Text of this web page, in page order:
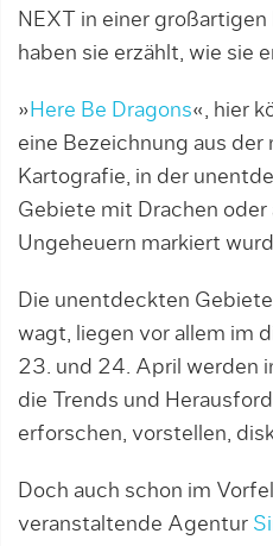
NEXT in einer großartigen
haben sie erzählt, wie sie
» Here Be Dragons«, hier
eine Bezeichnung aus
Kartografie, in der
Gebiete mit Drachen
Ungeheuern markiert
Die unentdeckten
wagt, liegen vor allem im
23. und 24. April werden
die Trends und
erforschen, vorstellen,
Doch auch schon im
veranstaltende Agentur